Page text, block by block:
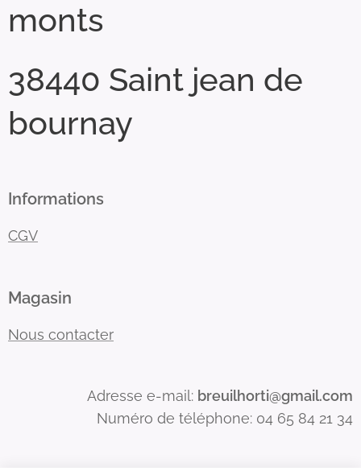
monts
38440 Saint jean de
bournay
Informations
CGV
Magasin
Nous contacter
Adresse e-mail: breuilhorti@gmail.com
Numéro de téléphone: 04 65 84 21 34